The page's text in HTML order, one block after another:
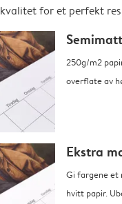
kvalitet for et perfekt
Semimatt
250g/m2
overflate av
Ekstra
Gi fargene et
hvitt papir.